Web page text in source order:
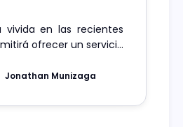
vivida en las recientes
ofrecer un servicio
ingresar a un
Jonathan Munizaga